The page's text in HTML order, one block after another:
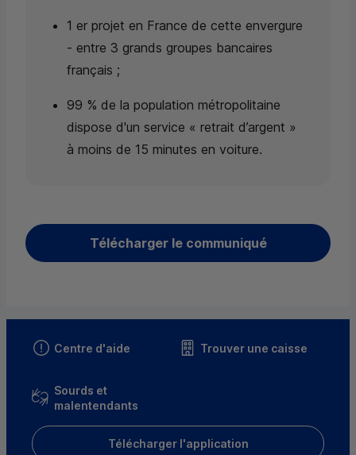
1 er projet en France de cette envergure
- entre 3 grands groupes bancaires
français ;
99 % de la population métropolitaine
dispose d'un service « retrait d’argent »
à moins de 15 minutes en voiture.
Télécharger le communiqué
Centre d'aide Trouver une caisse
Sourds et
malentendants
Télécharger l'application